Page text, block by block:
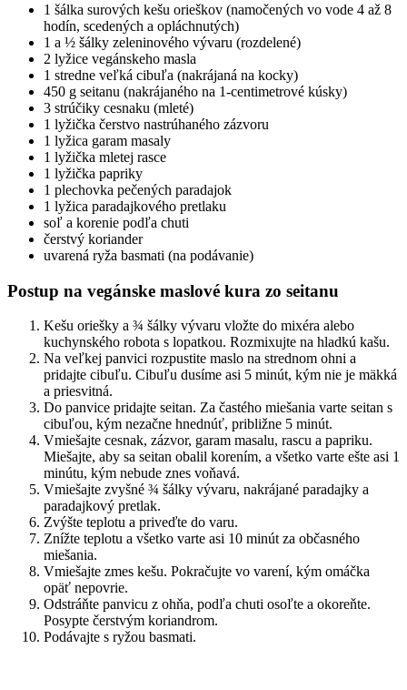
1 šálka surových kešu orieškov (namočených vo vode 4 až 8
hodín, scedených a opláchnutých)
1 a ½ šálky zeleninového vývaru (rozdelené)
2 lyžice vegánskeho masla
1 stredne veľká cibuľa (nakrájaná na kocky)
450 g seitanu (nakrájaného na 1-centimetrové kúsky)
3 strúčiky cesnaku (mleté)
1 lyžička čerstvo nastrúhaného zázvoru
1 lyžica garam masaly
1 lyžička mletej rasce
1 lyžička papriky
1 plechovka pečených paradajok
1 lyžica paradajkového pretlaku
soľ a korenie podľa chuti
čerstvý koriander
uvarená ryža basmati (na podávanie)
Postup na vegánske maslové kura zo seitanu
Kešu oriešky a ¾ šálky vývaru vložte do mixéra alebo
kuchynského robota s lopatkou. Rozmixujte na hladkú kašu.
Na veľkej panvici rozpustite maslo na strednom ohni a
pridajte cibuľu. Cibuľu dusíme asi 5 minút, kým nie je mäkká
a priesvitná.
Do panvice pridajte seitan. Za častého miešania varte seitan s
cibuľou, kým nezačne hnednúť, približne 5 minút.
Vmiešajte cesnak, zázvor, garam masalu, rascu a papriku.
Miešajte, aby sa seitan obalil korením, a všetko varte ešte asi 1
minútu, kým nebude znes voňavá.
Vmiešajte zvyšné ¾ šálky vývaru, nakrájané paradajky a
paradajkový pretlak.
Zvýšte teplotu a priveďte do varu.
Znížte teplotu a všetko varte asi 10 minút za občasného
miešania.
Vmiešajte zmes kešu. Pokračujte vo varení, kým omáčka
opäť nepovrie.
Odstráňte panvicu z ohňa, podľa chuti osoľte a okoreňte.
Posypte čerstvým koriandrom.
Podávajte s ryžou basmati.